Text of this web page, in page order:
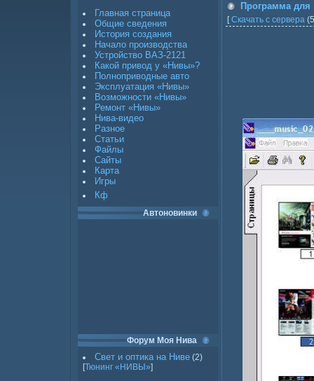
Главная страница
Общие сведения
История создания
Начало производства
Устройство ВАЗ-2121
Какой привод у «Нивы»?
Полноприводные авто
Эксплуатация «Нивы»
Возможности «Нивы»
Ремонт «Нивы»
Нива-видео
Разное
Статьи
Файлы
Сайты
Карта
Игры
Кф
Автоновинки
Форум Моя Нива
Свет и оптика на Ниве (2)
[Тюнинг «НИВЫ»]
Программа
[Скачать с сервера